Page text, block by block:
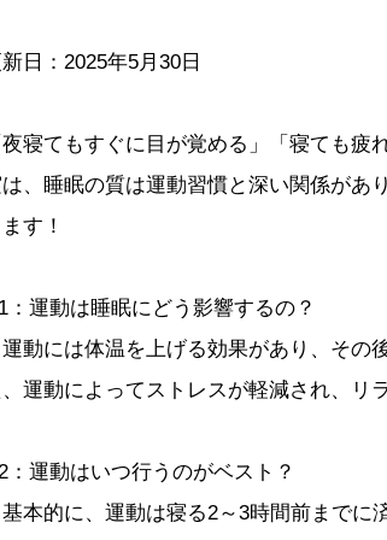
日：2025年5月30日
寝てもすぐに目が覚める」「寝ても疲
、睡眠の質は運動習慣と深い関係があ
す！
：運動は睡眠にどう影響するの？
動には体温を上げる効果があり、その
運動によってストレスが軽減され、リ
：運動はいつ行うのがベスト？
本的に、運動は寝る2～3時間前までに